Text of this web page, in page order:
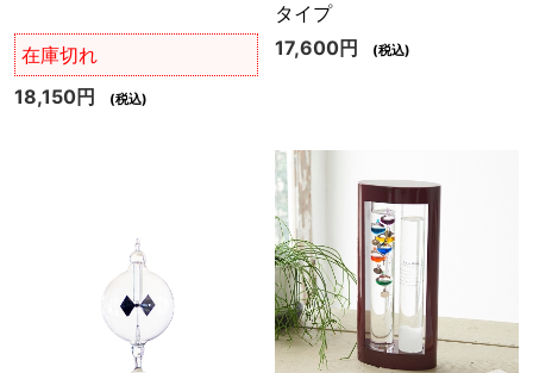
在庫切れ
18,150円
(税込)
タイプ
17,600円
(税込)